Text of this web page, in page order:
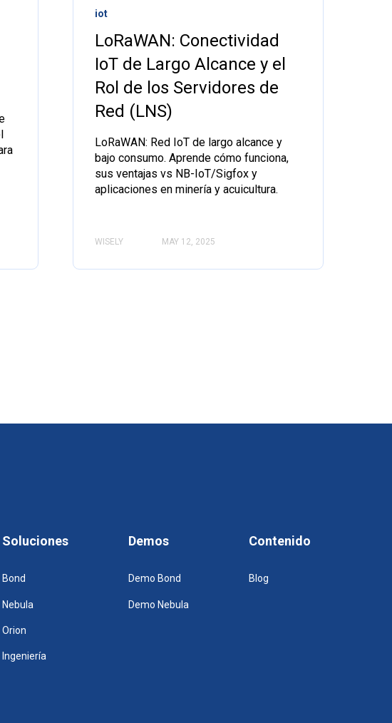
iot
LoRaWAN: Conectividad
IoT de Largo Alcance y el
Rol de los Servidores de
Red (LNS)
LoRaWAN: Red IoT de largo alcance y
bajo consumo. Aprende cómo funciona,
sus ventajas vs NB-IoT/Sigfox y
aplicaciones en minería y acuicultura.
WISELY MAY 12, 2025
Soluciones
Bond
Nebula
Orion
Ingeniería
Demos
Demo Bond
Demo Nebula
Contenido
Blog